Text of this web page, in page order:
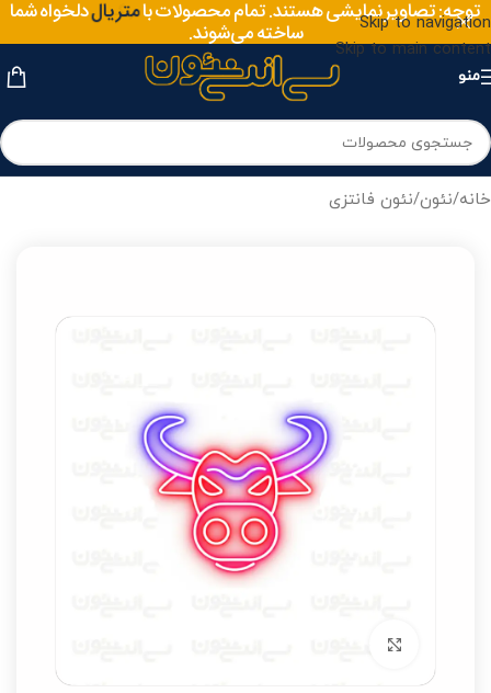
Skip to navigation
Skip to main content
توجه: تصاویر نمایشی هستند. تمام محصولات با متریال
دلخواه شما
ساخته می‌شوند.
منو
خانه/نئون/نئون فانتزی